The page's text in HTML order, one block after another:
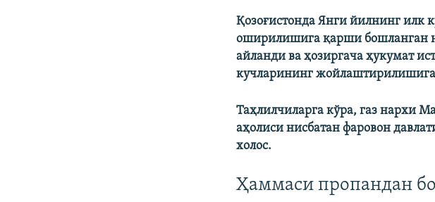
Қозоғистонда Янги йилнинг илк
оширилишига қарши бошланган
айланди ва ҳозиргача ҳукумат
кучларининг жойлаштирилишига
Таҳлилчиларга кўра, газ нархи
аҳолиси нисбатан фаровон
холос.
Ҳаммаси пропандан